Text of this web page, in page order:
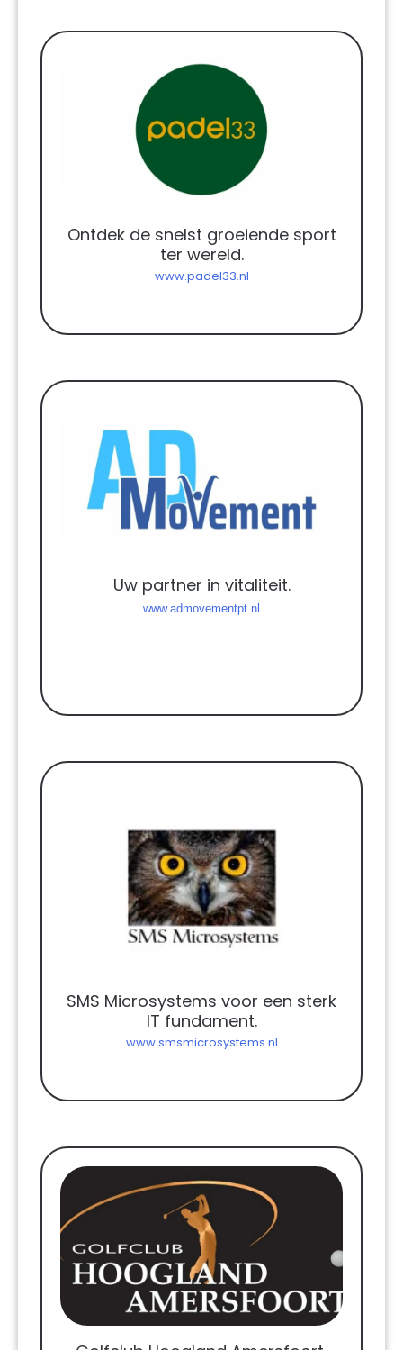
Ontdek de snelst groeiende sport
ter wereld.
www.padel33.nl
Uw partner in vitaliteit.
www.admovementpt.nl
SMS Microsystems voor een sterk
IT fundament.
www.smsmicrosystems.nl